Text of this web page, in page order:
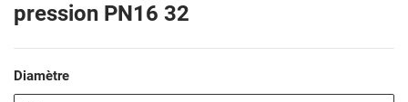
pression PN16 32
Diamètre